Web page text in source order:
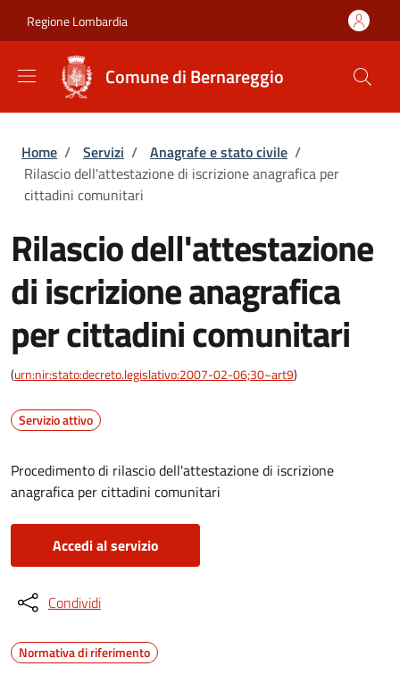
Regione Lombardia
Comune di Bernareggio
Briciole di pane
Home / Servizi / Anagrafe e stato civile /
Rilascio dell'attestazione di iscrizione anagrafica per
cittadini comunitari
Rilascio dell'attestazione
di iscrizione anagrafica
per cittadini comunitari
(urn:nir:stato:decreto.legislativo:2007-02-06;30~art9)
Servizio attivo
Procedimento di rilascio dell'attestazione di iscrizione
anagrafica per cittadini comunitari
Accedi al servizio
Condividi
Normativa di riferimento